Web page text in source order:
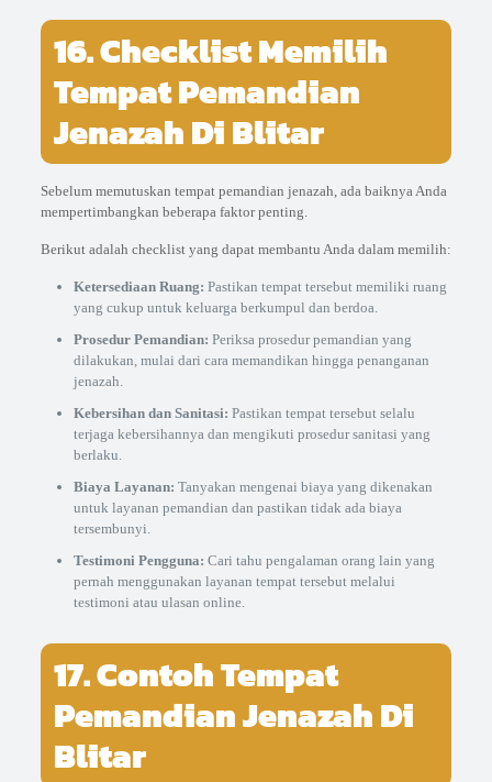
16. Checklist Memilih
Tempat Pemandian
Jenazah Di Blitar
Sebelum memutuskan tempat pemandian jenazah, ada baiknya Anda
mempertimbangkan beberapa faktor penting.
Berikut adalah checklist yang dapat membantu Anda dalam memilih:
Ketersediaan Ruang: Pastikan tempat tersebut memiliki ruang
yang cukup untuk keluarga berkumpul dan berdoa.
Prosedur Pemandian: Periksa prosedur pemandian yang
dilakukan, mulai dari cara memandikan hingga penanganan
jenazah.
Kebersihan dan Sanitasi: Pastikan tempat tersebut selalu
terjaga kebersihannya dan mengikuti prosedur sanitasi yang
berlaku.
Biaya Layanan: Tanyakan mengenai biaya yang dikenakan
untuk layanan pemandian dan pastikan tidak ada biaya
tersembunyi.
Testimoni Pengguna: Cari tahu pengalaman orang lain yang
pernah menggunakan layanan tempat tersebut melalui
testimoni atau ulasan online.
17. Contoh Tempat
Pemandian Jenazah Di
Blitar